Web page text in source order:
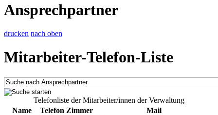
Ansprechpartner
drucken nach oben
Mitarbeiter-Telefon-Liste
Telefonliste der Mitarbeiter/innen der Verwaltung
Name
Telefon Zimmer Mail